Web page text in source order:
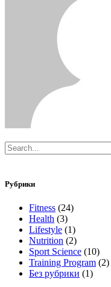
Search
for:
Рубрики
Fitness (24)
Health (3)
Lifestyle (1)
Nutrition (2)
Sport Science (10)
Training Program (2)
Без рубрики (1)